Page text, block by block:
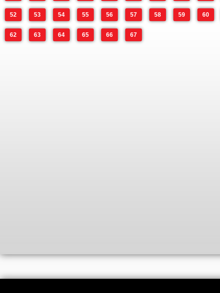
52 53 54 55 56 57 58 59 60
62 63 64 65 66 67